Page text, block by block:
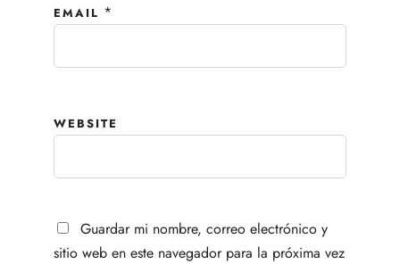
EMAIL *
WEBSITE
Guardar mi nombre, correo electrónico y
sitio web en este navegador para la próxima vez